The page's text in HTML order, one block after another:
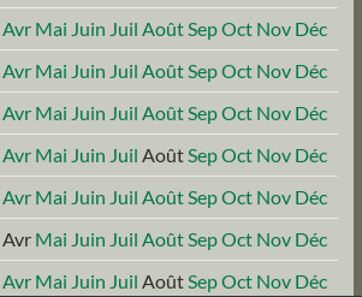
Avr Mai Juin Juil AoûtSepOct Nov Déc
Avr Mai Juin Juil AoûtSepOct Nov Déc
Avr Mai Juin Juil AoûtSepOct Nov Déc
Avr Mai Juin Juil AoûtSepOct Nov Déc
Avr Mai Juin Juil AoûtSepOct Nov Déc
Avr Mai Juin Juil AoûtSepOct Nov Déc
Avr Mai Juin Juil AoûtSepOct Nov Déc